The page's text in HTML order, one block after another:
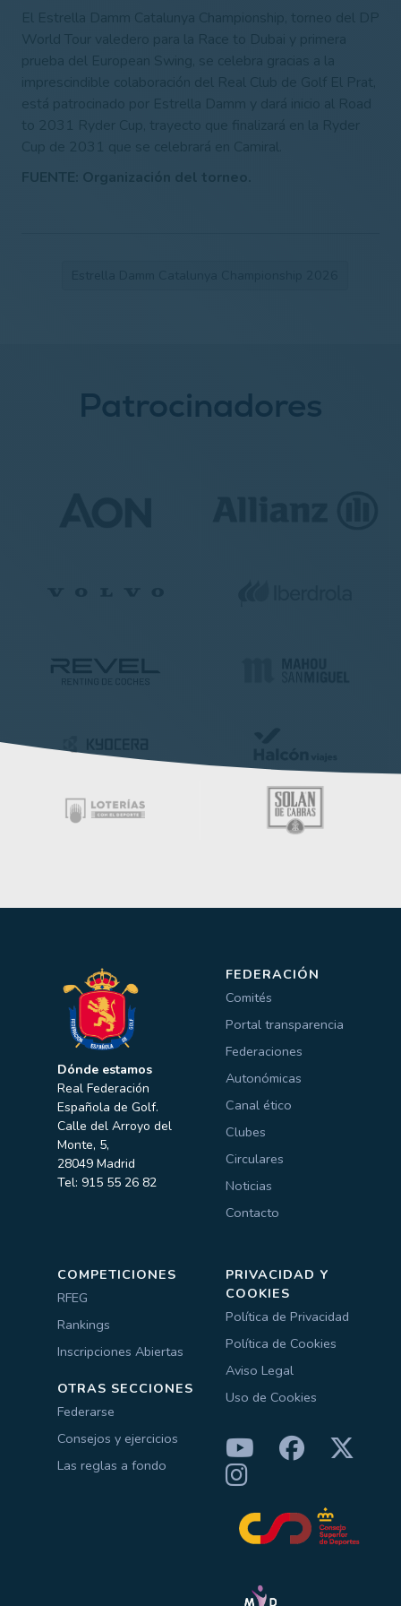
El Estrella Damm Catalunya Championship, torneo del DP
World Tour valedero para la Race to Dubai y primera
prueba del European Swing, se celebra gracias a la
imprescindible colaboración del Real Club de Golf El Prat,
está patrocinado por Estrella Damm y dará inicio al Road
to 2031 Ryder Cup, trayecto que finalizará en la Ryder
Cup de 2031 que se celebrará en Camiral.
FUENTE: Organización del torneo.
Patrocinadores
Dónde estamos
Real Federación
Española de Golf.
Calle del Arroyo del
Monte, 5,
28049 Madrid
Tel: 915 55 26 82
FEDERACIÓN
Comités
Portal transparencia
Federaciones
Autonómicas
Canal ético
Clubes
Circulares
Noticias
Contacto
COMPETICIONES
RFEG
Rankings
Inscripciones Abiertas
OTRAS SECCIONES
Federarse
Consejos y ejercicios
Las reglas a fondo
PRIVACIDAD Y
COOKIES
Política de Privacidad
Política de Cookies
Aviso Legal
Uso de Cookies